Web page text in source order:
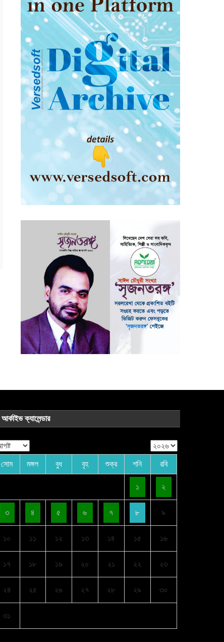
আর্কাইভ ক্যালেন্ডার
সোম মঙ্গল বুধ বৃহ শুক্র শনি রবি
১ ২
৩ ৪ ৫ ৬ ৭ ৮ ৯
১০ ১১ ১২ ১৩ ১৪ ১৫ ১৬
১৭ ১৮ ১৯ ২০ ২১ ২২ ২৩
২৪ ২৫ ২৬ ২৭ ২৮ ২৯ ৩০
৩১